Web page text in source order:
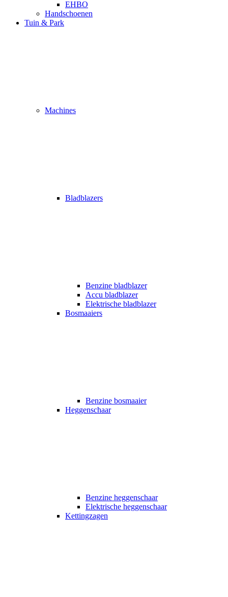
EHBO
Handschoenen
Tuin & Park
Machines
Bladblazers
Benzine bladblazer
Accu bladblazer
Elektrische bladblazer
Bosmaaiers
Benzine bosmaaier
Heggenschaar
Benzine heggenschaar
Elektrische heggenschaar
Kettingzagen